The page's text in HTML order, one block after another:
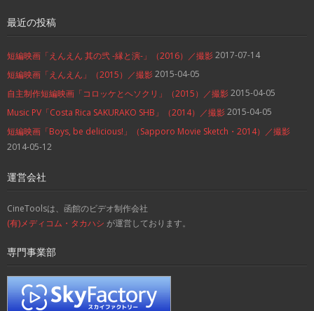
最近の投稿
短編映画「えんえん 其の弐 -縁と演-」（2016）／撮影2017-07-14
短編映画「えんえん」（2015）／撮影2015-04-05
自主制作短編映画「コロッケとヘソクリ」（2015）／撮影2015-04-05
Music PV「Costa Rica SAKURAKO SHB」（2014）／撮影2015-04-05
短編映画「Boys, be delicious!」（Sapporo Movie Sketch・2014）／撮影
2014-05-12
運営会社
CineToolsは、函館のビデオ制作会社
(有)メディコム・タカハシ が運営しております。
専門事業部